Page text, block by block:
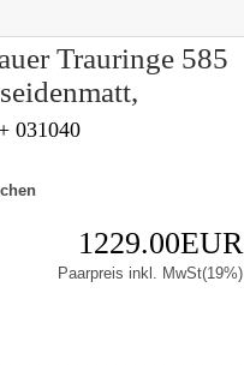
Trauringe 585
031040
1229.00EUR
Paarpreis inkl. MwSt(19%)